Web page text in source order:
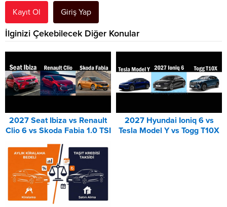
Kayıt Ol Giriş Yap
İlginizi Çekebilecek Diğer Konular
2027 Seat Ibiza vs Renault
Clio 6 vs Skoda Fabia 1.0 TSI
2027 Hyundai Ioniq 6 vs
Tesla Model Y vs Togg T10X